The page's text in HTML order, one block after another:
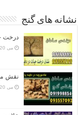
نشانه های گنج
درخت
می 20, 2026
نقش
می 20, 2026